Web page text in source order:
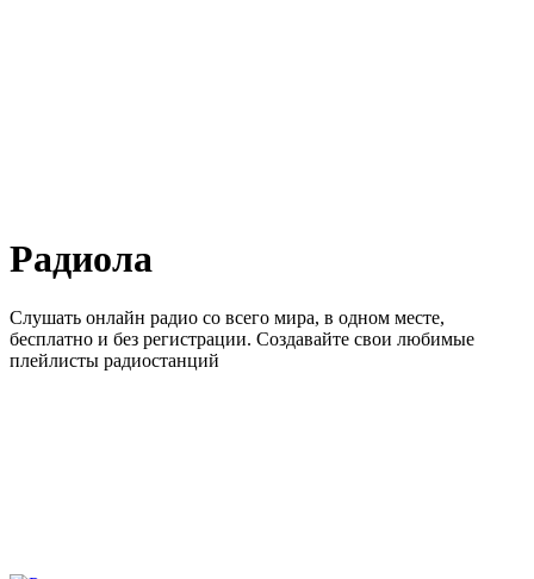
Радиола
Слушать онлайн радио со всего мира, в одном месте,
бесплатно и без регистрации. Создавайте свои любимые
плейлисты радиостанций